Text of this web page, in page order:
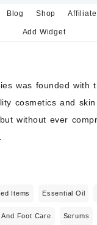
Blog Shop
Add Widget
was founded with
cosmetics and
without ever
Items Essential Oil
And Foot Care Serums